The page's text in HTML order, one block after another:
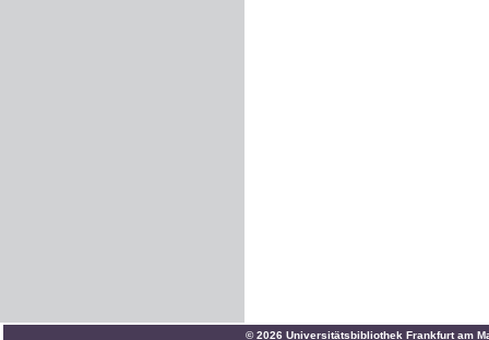
© 2026 Universitätsbibliothek Frankfurt am